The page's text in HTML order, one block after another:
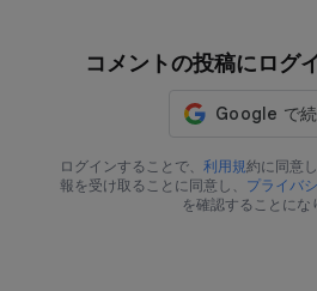
コメントの投稿にログ
ログインすることで、 利用規約に同意
報を受け取ることに同意し、 プライバ
を確認することにな